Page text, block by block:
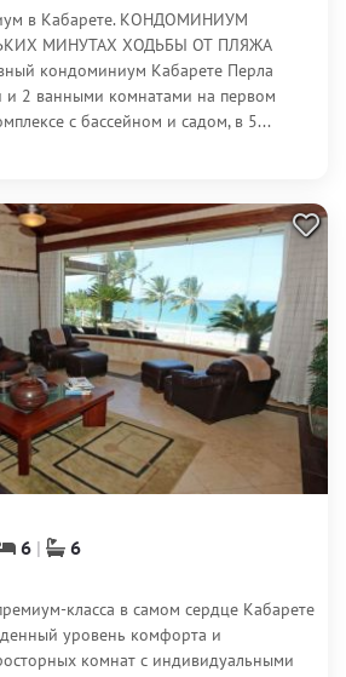
в Кабарете. КОНДОМИНИУМ
МИНУТАХ ХОДЬБЫ ОТ ПЛЯЖА
кондоминиум Кабарете Перла
и 2 ванными комнатами на первом
с бассейном и садом, в 5...
6
6
класса в самом сердце Кабарете
уровень комфорта и
комнат с индивидуальными